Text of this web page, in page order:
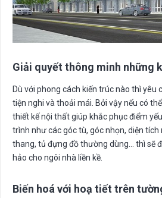
Giải quyết thông minh những
Dù với phong cách kiến trúc nào thì yêu
tiện nghi và thoải mái. Bởi vậy nếu có
thiết kế nội thất giúp khắc phục điểm
trình như các góc tù, góc nhọn, diện tích
thang, tủ đựng đồ thường dùng… thì sẽ
hảo cho ngôi nhà liền kề.
Biến hoá với hoạ tiết trên